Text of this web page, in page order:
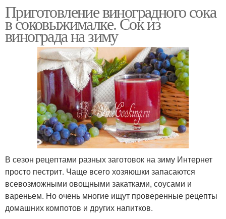
Приготовление виноградного сока
в соковыжималке. Сок из
винограда на зиму
В сезон рецептами разных заготовок на зиму Интернет
просто пестрит. Чаще всего хозяюшки запасаются
всевозможными овощными закатками, соусами и
вареньем. Но очень многие ищут проверенные рецепты
домашних компотов и других напитков.